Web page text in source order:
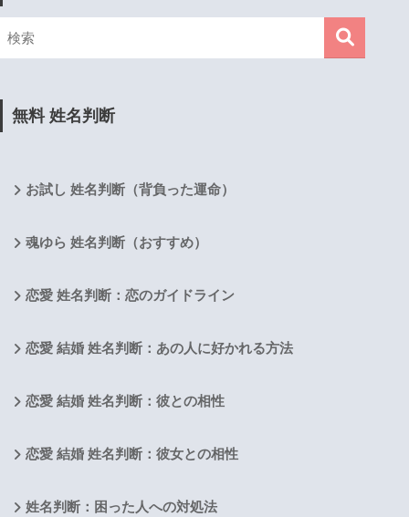
無料 姓名判断
お試し 姓名判断（背負った運命）
魂ゆら 姓名判断（おすすめ）
恋愛 姓名判断：恋のガイドライン
恋愛 結婚 姓名判断：あの人に好かれる方法
恋愛 結婚 姓名判断：彼との相性
恋愛 結婚 姓名判断：彼女との相性
姓名判断：困った人への対処法